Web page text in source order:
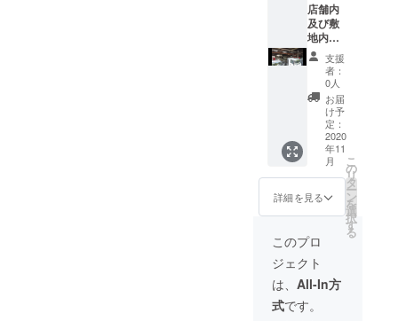
店舗内
及び敷
地内で
PR動画
を撮影
致しま
す！
（動画
編集・
音楽付
き）
（4フラ
イト・
14分）
※随時、
動画を
配布・
撮影開
始致し
ます！
メリッ
トとし
支援
者：
0人
お届
け予
定：
2020
年11
月
詳細を見る
こ
の
リ
タ
ー
ン
を
選
択
す
る
このプロ
ジェクト
は、 All-In方
式です。